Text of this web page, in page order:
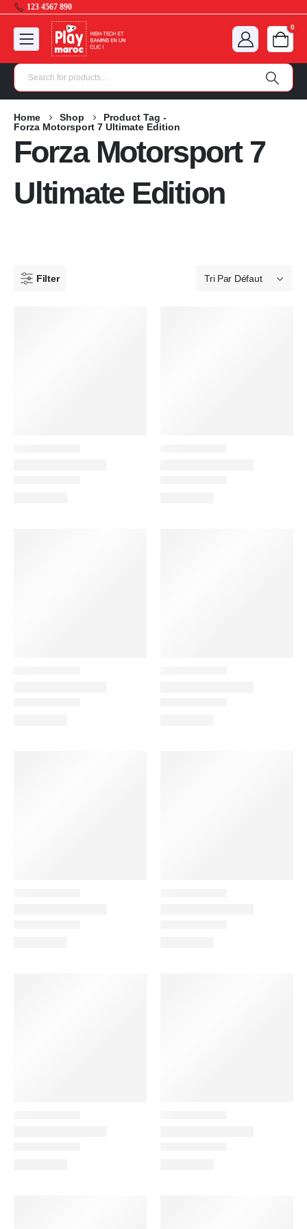
123 4567 890
0
Home Shop
Product Tag -
Forza Motorsport 7 Ultimate Edition
Forza Motorsport 7
Ultimate Edition
Filter